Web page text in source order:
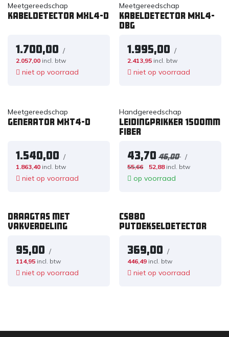
Meetgereedschap
Kabeldetector MXL4-D
1.700,00 /
2.057,00 incl. btw
niet op voorraad
Meetgereedschap
Kabeldetector MXL4-
DBG
1.995,00 /
2.413,95 incl. btw
niet op voorraad
Meetgereedschap
Generator MXT4-D
1.540,00 /
1.863,40 incl. btw
niet op voorraad
Handgereedschap
Leidingprikker 1500mm
fiber
43,70 46,00 /
55,66 52,88 incl. btw
op voorraad
Draagtas met
vakverdeling
95,00 /
114,95 incl. btw
niet op voorraad
CS880
Putdekseldetector
369,00 /
446,49 incl. btw
niet op voorraad